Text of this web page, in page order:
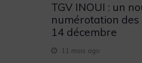
TGV INOUI : un
numérotation
14 décembre
11 mois ago